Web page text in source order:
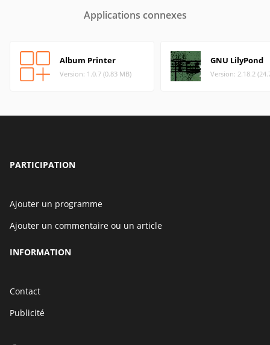
Applications connexes
Album Printer
Version: 1.0.7 (0.83 MB)
GNU LilyPond
Version: 2.18.2
PARTICIPATION
Ajouter un programme
Ajouter un commentaire ou un article
INFORMATION
Contact
Publicité